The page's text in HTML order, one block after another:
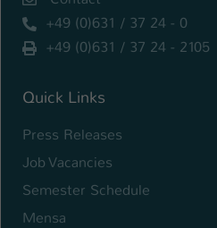
+49 (0)631 / 37 24 - 0
+49 (0)631 / 37 24 - 2105
Quick Links
Press Releases
Job Vacancies
Semester Schedule
Mensa